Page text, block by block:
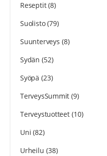
Reseptit(8)
Suolisto(79)
Suunterveys (8)
Sydän (52)
Syöpä (23)
TerveysSummit (9)
Terveystuotteet(10)
Uni (82)
Urheilu (38)